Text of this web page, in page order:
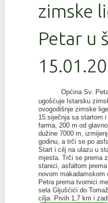
zimske
Petar u
Općina Sv.
ugošćuje Istarsku
ovogodišnje zimske
15.siječnja sa startom
farma, 200 m od
dužine 7000 m,
godinu, a trči se po
Start i cilj na ulazu u
mjesta. Trči se prema
stanici, asfaltom
novom
Petra prema tvornici
sela Gljušćići do
cilja. Prvih 1,7 km i